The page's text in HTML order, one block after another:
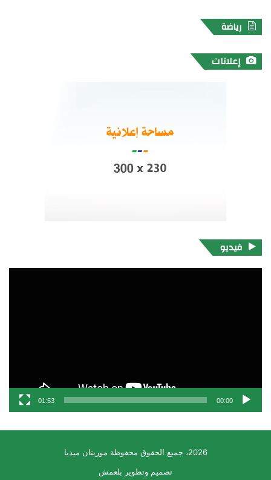
رياضة
إعلانات
فيديو
00:00
01:53
2026، جميع الحقوق محفوظة موريتان ميديا
تصميم وتطوير بلعمش